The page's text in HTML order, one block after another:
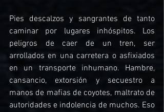
Pies descalzos y sangrantes de tanto
caminar por lugares inhóspitos. Los
peligros de caer de un tren, ser
arrollados en una carretera o asfixiados
en un transporte inhumano. Hambre,
cansancio, extorsión y secuestro a
manos de mafias de coyotes, maltrato de
autoridades e indolencia de muchos. Eso